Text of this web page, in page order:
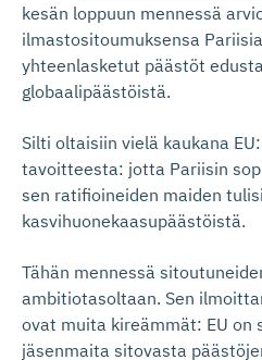
kesän loppuun mennessä
ilmastositoumuksensa
yhteenlasketut päästöt
globaalipäästöistä.
Silti oltaisiin vielä kaukana
tavoitteesta: jotta Pariisin
sen ratifioineiden maiden
kasvihuonekaasupäästöistä.
Tähän mennessä
ambitiotasoltaan. Sen
ovat muita kireämmät: EU on
jäsenmaita sitovasta